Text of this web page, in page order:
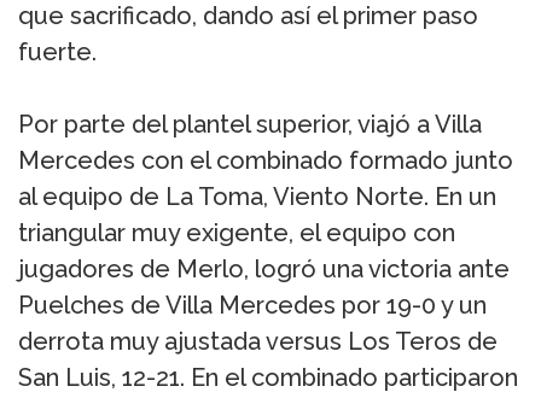
que sacrificado, dando así el primer paso
fuerte.
Por parte del plantel superior, viajó a Villa
Mercedes con el combinado formado junto
al equipo de La Toma, Viento Norte. En un
triangular muy exigente, el equipo con
jugadores de Merlo, logró una victoria ante
Puelches de Villa Mercedes por 19-0 y un
derrota muy ajustada versus Los Teros de
San Luis, 12-21. En el combinado participaron